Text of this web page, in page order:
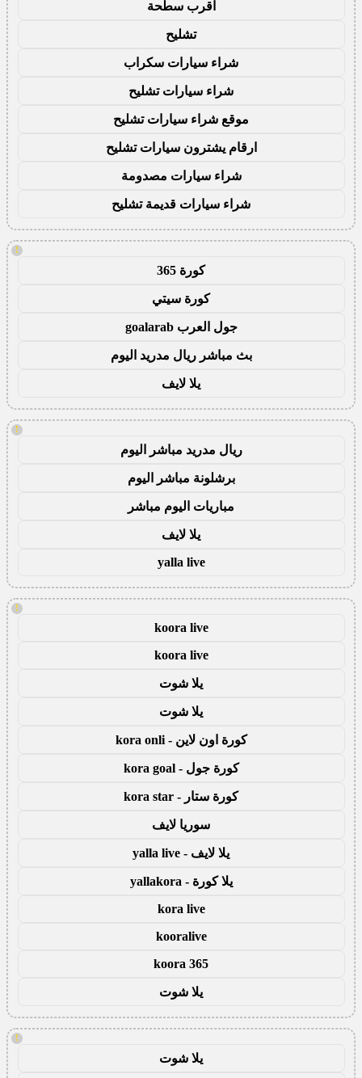
اقرب سطحة
تشليح
شراء سيارات سكراب
شراء سيارات تشليح
موقع شراء سيارات تشليح
ارقام يشترون سيارات تشليح
شراء سيارات مصدومة
شراء سيارات قديمة تشليح
!
كورة 365
كورة سيتي
جول العرب goalarab
بث مباشر ريال مدريد اليوم
يلا لايف
!
ريال مدريد مباشر اليوم
برشلونة مباشر اليوم
مباريات اليوم مباشر
يلا لايف
yalla live
!
koora live
koora live
يلا شوت
يلا شوت
كورة اون لاين - kora onli
كورة جول - kora goal
كورة ستار - kora star
سوريا لايف
يلا لايف - yalla live
يلا كورة - yallakora
kora live
kooralive
koora 365
يلا شوت
!
يلا شوت